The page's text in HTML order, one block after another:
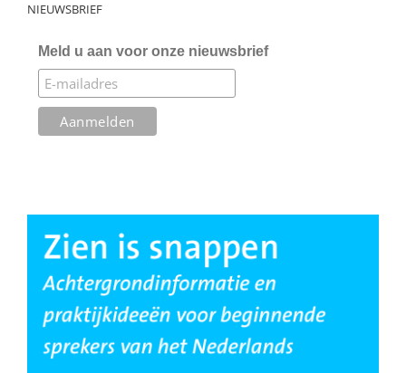
NIEUWSBRIEF
Meld u aan voor onze nieuwsbrief